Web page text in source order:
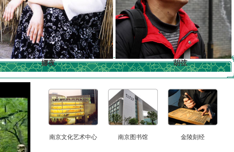
娜夜 胡弦
南京文化艺术中心 南京图书馆 金陵刻经